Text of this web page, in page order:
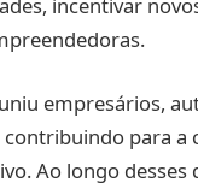
empresários,
para a
Ao longo desses